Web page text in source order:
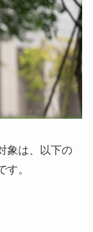
象は、以下の
。